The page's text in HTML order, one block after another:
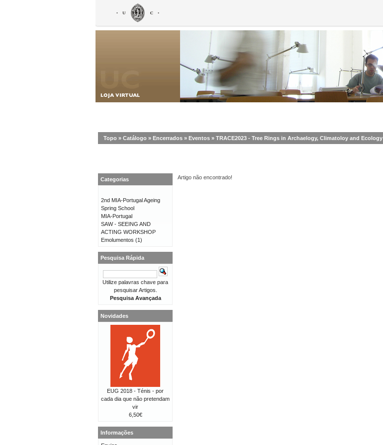
Topo » Catálogo » Encerrados » Eventos » TRACE2023 - Tree Rings in Archaelogy, Climatoloy and Ecology
Artigo não encontrado!
Categorias
2nd MIA-Portugal Ageing
Spring School
MIA-Portugal
SAW - SEEING AND
ACTING WORKSHOP
Emolumentos (1)
Pesquisa Rápida
Utilize palavras chave para
pesquisar Artigos.
Pesquisa Avançada
Novidades
EUG 2018 - Ténis - por
cada dia que não pretendam
vir
6,50€
Informações